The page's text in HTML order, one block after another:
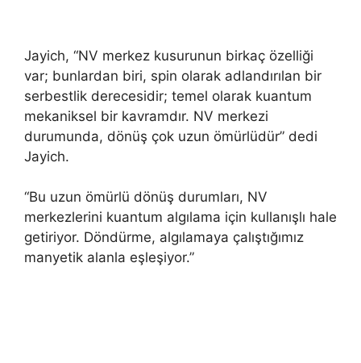
Jayich, “NV merkez kusurunun birkaç özelliği
var; bunlardan biri, spin olarak adlandırılan bir
serbestlik derecesidir; temel olarak kuantum
mekaniksel bir kavramdır. NV merkezi
durumunda, dönüş çok uzun ömürlüdür” dedi
Jayich.
“Bu uzun ömürlü dönüş durumları, NV
merkezlerini kuantum algılama için kullanışlı hale
getiriyor. Döndürme, algılamaya çalıştığımız
manyetik alanla eşleşiyor.”